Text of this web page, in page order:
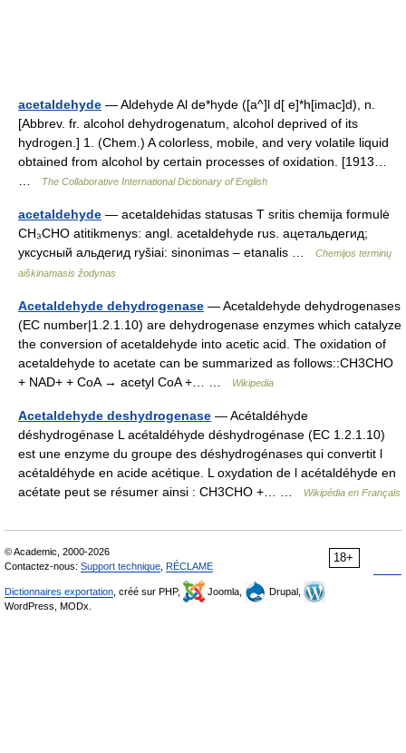
acetaldehyde — Aldehyde Al de*hyde ([a^]l d[ e]*h[imac]d), n.
[Abbrev. fr. alcohol dehydrogenatum, alcohol deprived of its
hydrogen.] 1. (Chem.) A colorless, mobile, and very volatile liquid
obtained from alcohol by certain processes of oxidation. [1913…
The Collaborative International Dictionary of English
acetaldehyde — acetaldehidas statusas T sritis chemija formulė
CH₃CHO atitikmenys: angl. acetaldehyde rus. ацетальдегид;
уксусный альдегид ryšiai: sinonimas – etanalis …
Chemijos terminų
aiškinamasis žodynas
Acetaldehyde dehydrogenase — Acetaldehyde dehydrogenases
(EC number|1.2.1.10) are dehydrogenase enzymes which catalyze
the conversion of acetaldehyde into acetic acid. The oxidation of
acetaldehyde to acetate can be summarized as follows::CH3CHO
+ NAD+ + CoA → acetyl CoA +… …
Wikipedia
Acetaldehyde deshydrogenase — Acétaldéhyde
déshydrogénase L acétaldéhyde déshydrogénase (EC 1.2.1.10)
est une enzyme du groupe des déshydrogénases qui convertit l
acétaldéhyde en acide acétique. L oxydation de l acétaldéhyde en
acétate peut se résumer ainsi : CH3CHO +… …
Wikipédia en Français
18+
© Academic, 2000-2026
Contactez-nous: Support technique RÉCLAME
Dictionnaires exportation , créé sur PHP, Joomla,
Drupal,
WordPress, MODx.